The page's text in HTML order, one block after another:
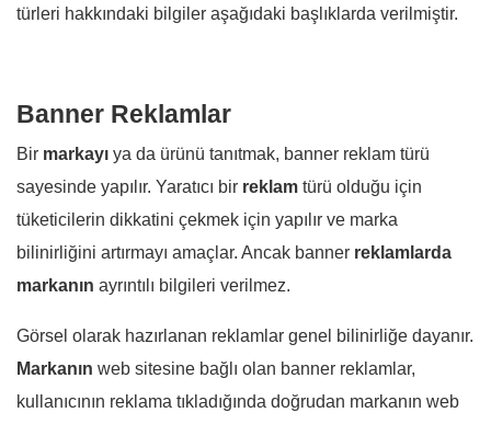
türleri hakkındaki bilgiler aşağıdaki başlıklarda verilmiştir.
Banner Reklamlar
Bir markayı ya da ürünü tanıtmak, banner reklam türü
sayesinde yapılır. Yaratıcı bir reklam türü olduğu için
tüketicilerin dikkatini çekmek için yapılır ve marka
bilinirliğini artırmayı amaçlar. Ancak banner reklamlarda
markanın ayrıntılı bilgileri verilmez.
Görsel olarak hazırlanan reklamlar genel bilinirliğe dayanır.
Markanın web sitesine bağlı olan banner reklamlar,
kullanıcının reklama tıkladığında doğrudan markanın web